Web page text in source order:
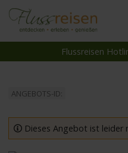
Reiseziele
Themen
Reedereien
Flussreisen
ANGEBOTS-ID:
Dieses Angebot ist leider